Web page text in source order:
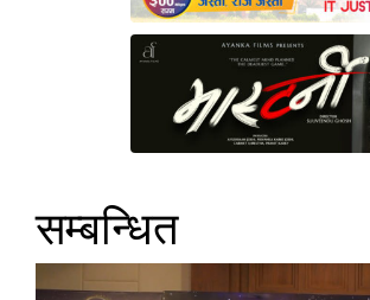
सम्बन्धित